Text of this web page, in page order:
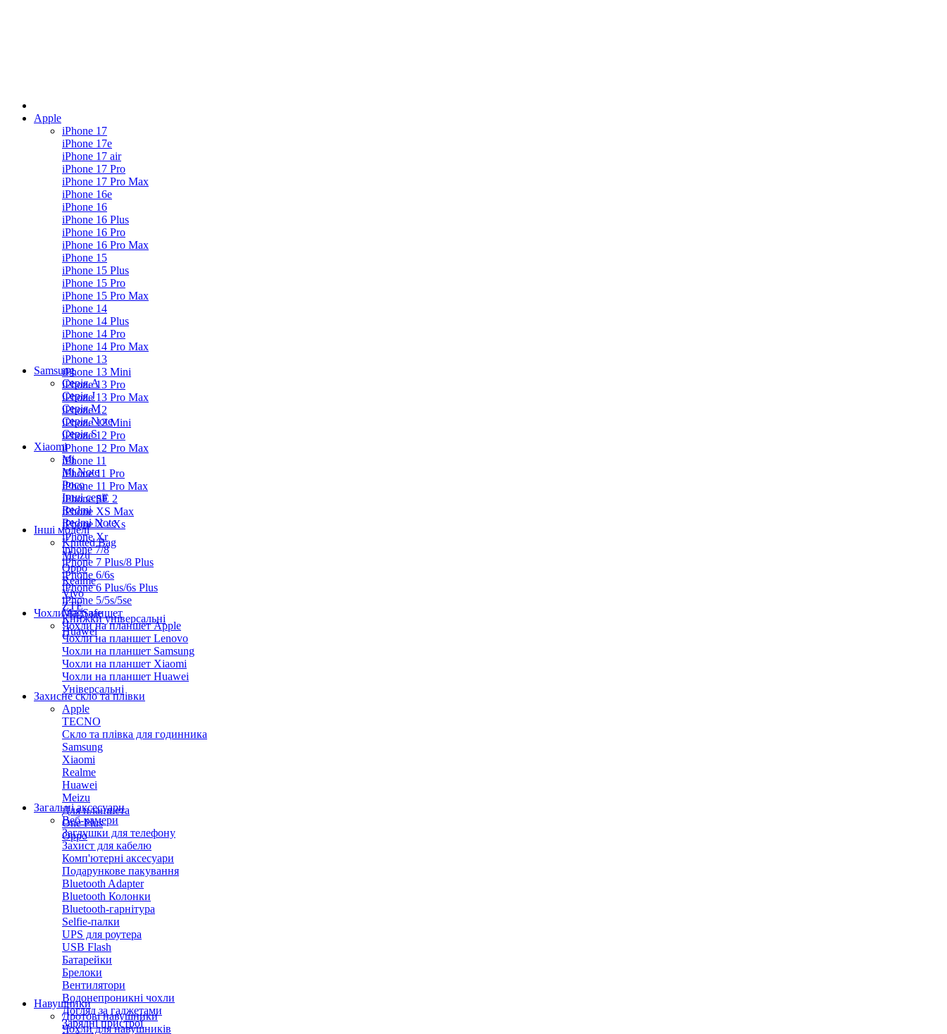
Apple
iPhone 17
iPhone 17e
iPhone 17 air
iPhone 17 Pro
iPhone 17 Pro Max
iPhone 16e
iPhone 16
iPhone 16 Plus
iPhone 16 Pro
iPhone 16 Pro Max
iPhone 15
iPhone 15 Plus
iPhone 15 Pro
iPhone 15 Pro Max
iPhone 14
iPhone 14 Plus
iPhone 14 Pro
iPhone 14 Pro Max
iPhone 13
iPhone 13 Mini
iPhone 13 Pro
iPhone 13 Pro Max
iPhone 12
iPhone 12 Mini
iPhone 12 Pro
iPhone 12 Pro Max
iPhone 11
iPhone 11 Pro
iPhone 11 Pro Max
iPhone SE 2
iPhone XS Max
iPhone X / Xs
iPhone Xr
iphone 7/8
iPhone 7 Plus/8 Plus
iPhone 6/6s
iPhone 6 Plus/6s Plus
iPhone 5/5s/5se
MagSafe
Samsung
Серія А
Серiя J
Серiя M
Серія Note
Серія S
Xiaomi
Mi
Mi Note
Poco
Інші серії
Redmi
Redmi Note
Інші моделі
Knitted Bag
Meizu
Oppo
Realme
Vivo
ZTE
Книжки універсальні
Huawei
Чохли на планшет
Чохли на планшет Apple
Чохли на планшет Lenovo
Чохли на планшет Samsung
Чохли на планшет Xiaomi
Чохли на планшет Huawei
Універсальні
Захисне скло та плівки
Apple
TECNO
Скло та плівка для годинника
Samsung
Xiaomi
Realme
Huawei
Meizu
Для планшета
One Plus
Oppo
Загальні аксесуари
Веб-камери
Заглушки для телефону
Захист для кабелю
Комп'ютерні аксесуари
Подарункове пакування
Bluetooth Adapter
Bluetooth Колонки
Bluetooth-гарнітура
Selfie-палки
UPS для роутера
USB Flash
Батарейки
Брелоки
Вентилятори
Водонепроникні чохли
Догляд за гаджетами
Зарядні пристрої
Навушники
Дротові навушники
Чохли для навушників